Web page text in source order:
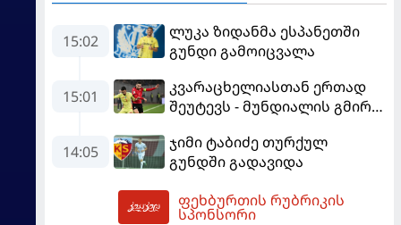
15:02
ლუკა ზიდანმა ესპანეთში
გუნდი გამოიცვალა
15:01
კვარაცხელიასთან ერთად
შეუტევს - მუნდიალის გმირი
გახდება
14:05
ჯიმი ტაბიძე თურქულ
გუნდში გადავიდა
ფეხბურთის რუბრიკის
სპონსორი